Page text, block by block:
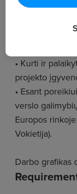
• Koordinuoti
• Mokytis ir
• Kurti ir
projekto
• Esant
verslo
Europos
Vokietija).
Darbo grafikas